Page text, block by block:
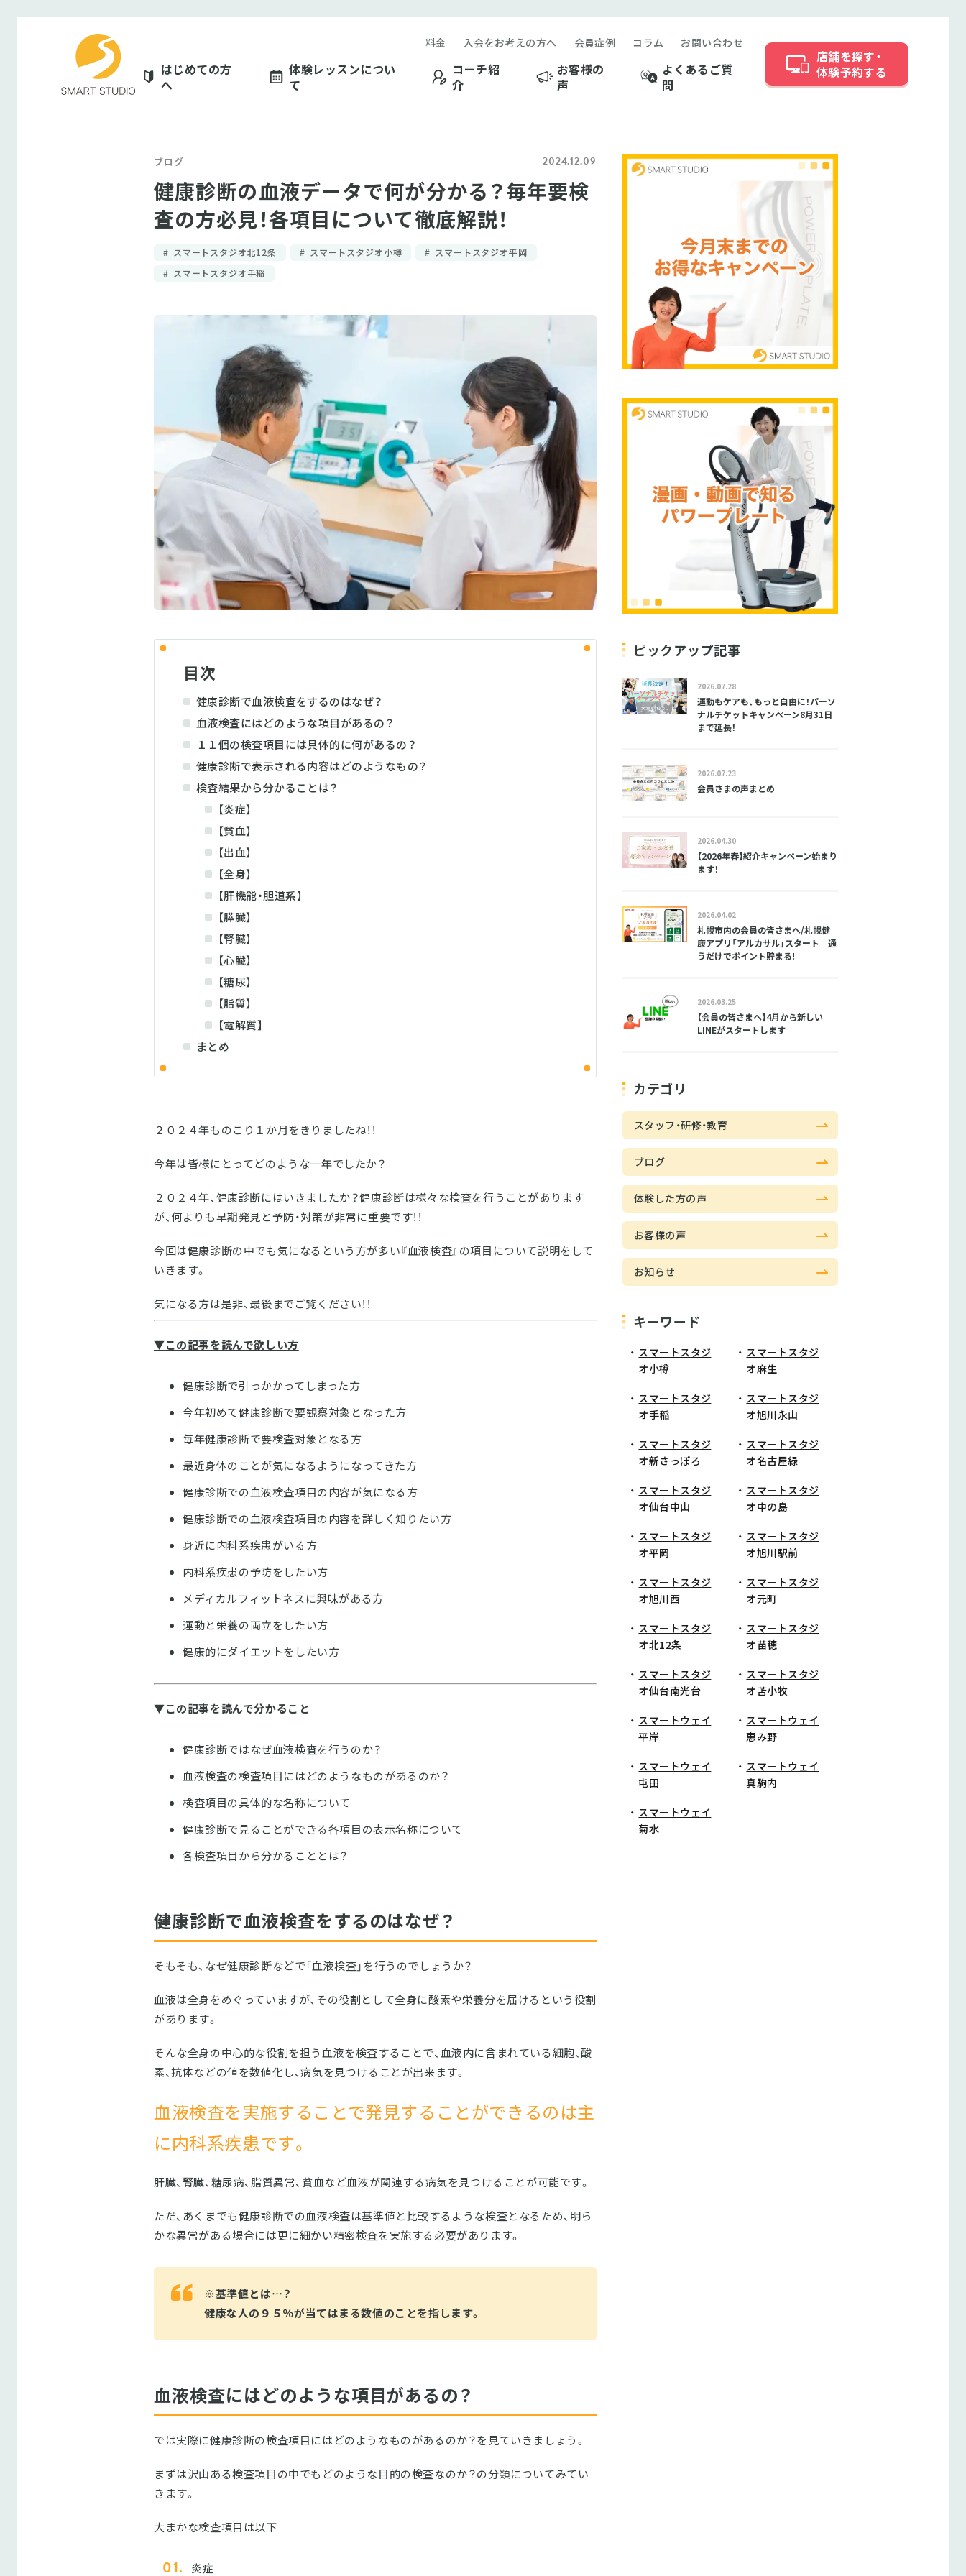
はじめての方
へ
体験レッスンについ
て
コーチ紹
介
お客様の
声
よくあるご質
問
料金 入会をお考えの方へ 会員症例 コラム お問い合わせ
店舗を探す・
体験予約する
ブログ 2024.12.09
健康診断の血液データで何が分かる？毎年要検
査の方必見！各項目について徹底解説！
スマートスタジオ北12条 スマートスタジオ小樽
スマートスタジオ平岡
スマートスタジオ手稲
目次
健康診断で血液検査をするのはなぜ？
血液検査にはどのような項目があるの？
１１個の検査項目には具体的に何があるの？
健康診断で表示される内容はどのようなもの？
検査結果から分かることは？
【炎症】
【貧血】
【出血】
【全身】
【肝機能・胆道系】
【膵臓】
【腎臓】
【心臓】
【糖尿】
【脂質】
【電解質】
まとめ
２０２４年ものこり１か月をきりましたね！！
今年は皆様にとってどのような一年でしたか？
２０２４年、健康診断にはいきましたか？健康診断は様々な検査を行うことがあります
が、何よりも早期発見と予防・対策が非常に重要です！！
今回は健康診断の中でも気になるという方が多い『血液検査』の項目について説明をして
いきます。
気になる方は是非、最後までご覧ください！！
▼この記事を読んで欲しい方
健康診断で引っかかってしまった方
今年初めて健康診断で要観察対象となった方
毎年健康診断で要検査対象となる方
最近身体のことが気になるようになってきた方
健康診断での血液検査項目の内容が気になる方
健康診断での血液検査項目の内容を詳しく知りたい方
身近に内科系疾患がいる方
内科系疾患の予防をしたい方
メディカルフィットネスに興味がある方
運動と栄養の両立をしたい方
健康的にダイエットをしたい方
▼この記事を読んで分かること
健康診断ではなぜ血液検査を行うのか？
血液検査の検査項目にはどのようなものがあるのか？
検査項目の具体的な名称について
健康診断で見ることができる各項目の表示名称について
各検査項目から分かることとは？
健康診断で血液検査をするのはなぜ？
そもそも、なぜ健康診断などで「血液検査」を行うのでしょうか？
血液は全身をめぐっていますが、その役割として全身に酸素や栄養分を届けるという役割
があります。
そんな全身の中心的な役割を担う血液を検査することで、血液内に含まれている細胞、酸
素、抗体などの値を数値化し、病気を見つけることが出来ます。
血液検査を実施することで発見することができるのは主
に内科系疾患です。
肝臓、腎臓、糖尿病、脂質異常、貧血など血液が関連する病気を見つけることが可能です。
ただ、あくまでも健康診断での血液検査は基準値と比較するような検査となるため、明ら
かな異常がある場合には更に細かい精密検査を実施する必要があります。
※基準値とは…？
健康な人の９５％が当てはまる数値のことを指します。
血液検査にはどのような項目があるの？
では実際に健康診断の検査項目にはどのようなものがあるのか？を見ていきましょう。
まずは沢山ある検査項目の中でもどのような目的の検査なのか？の分類についてみてい
きます。
大まかな検査項目は以下
炎症
ピックアップ記事
2026.07.28
運動もケアも、もっと自由に！パーソ
ナルチケットキャンペーン8月31日
まで延長！
2026.07.23
会員さまの声まとめ
2026.04.30
【2026年春】紹介キャンペーン始まり
ます！
2026.04.02
札幌市内の会員の皆さまへ/札幌健
康アプリ「アルカサル」スタート｜通
うだけでポイント貯まる!
2026.03.25
【会員の皆さまへ】4月から新しい
LINEがスタートします
カテゴリ
スタッフ・研修・教育
ブログ
体験した方の声
お客様の声
お知らせ
キーワード
スマートスタジ
オ小樽
スマートスタジ
オ麻生
スマートスタジ
オ手稲
スマートスタジ
オ旭川永山
スマートスタジ
オ新さっぽろ
スマートスタジ
オ名古屋緑
スマートスタジ
オ仙台中山
スマートスタジ
オ中の島
スマートスタジ
オ平岡
スマートスタジ
オ旭川駅前
スマートスタジ
オ旭川西
スマートスタジ
オ元町
スマートスタジ
オ北12条
スマートスタジ
オ苗穂
スマートスタジ
オ仙台南光台
スマートスタジ
オ苫小牧
スマートウェイ
平岸
スマートウェイ
恵み野
スマートウェイ
屯田
スマートウェイ
真駒内
スマートウェイ
菊水